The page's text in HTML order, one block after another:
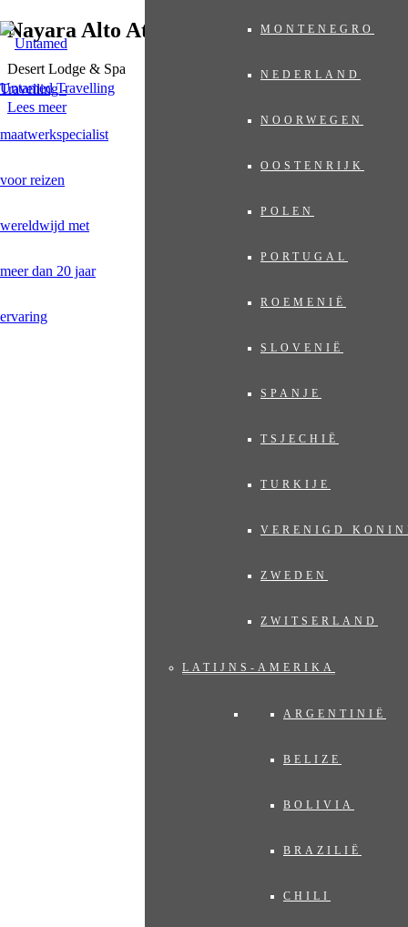
MONTENEGRO
NEDERLAND
NOORWEGEN
OOSTENRIJK
POLEN
PORTUGAL
ROEMENIË
SLOVENIË
SPANJE
TSJECHIË
TURKIJE
VERENIGD
ZWEDEN
ZWITSERLAND
LATIJNS-AMERIKA
ARGENTINIË
BELIZE
BOLIVIA
BRAZILIË
CHILI
Untamed Travelling
Nayara Alto Atacama
Desert Lodge & Spa
Lees meer